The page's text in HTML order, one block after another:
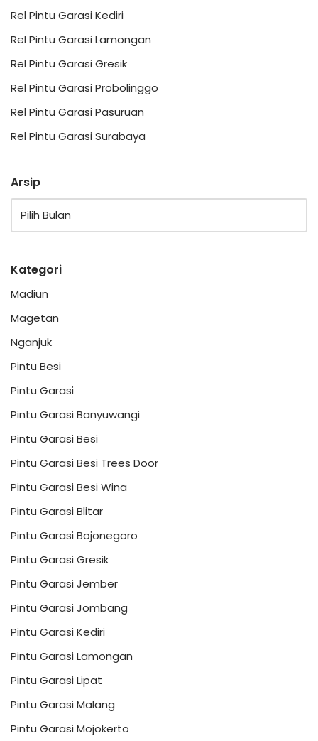
Rel Pintu Garasi Kediri
Rel Pintu Garasi Lamongan
Rel Pintu Garasi Gresik
Rel Pintu Garasi Probolinggo
Rel Pintu Garasi Pasuruan
Rel Pintu Garasi Surabaya
Arsip
Kategori
Madiun
Magetan
Nganjuk
Pintu Besi
Pintu Garasi
Pintu Garasi Banyuwangi
Pintu Garasi Besi
Pintu Garasi Besi Trees Door
Pintu Garasi Besi Wina
Pintu Garasi Blitar
Pintu Garasi Bojonegoro
Pintu Garasi Gresik
Pintu Garasi Jember
Pintu Garasi Jombang
Pintu Garasi Kediri
Pintu Garasi Lamongan
Pintu Garasi Lipat
Pintu Garasi Malang
Pintu Garasi Mojokerto